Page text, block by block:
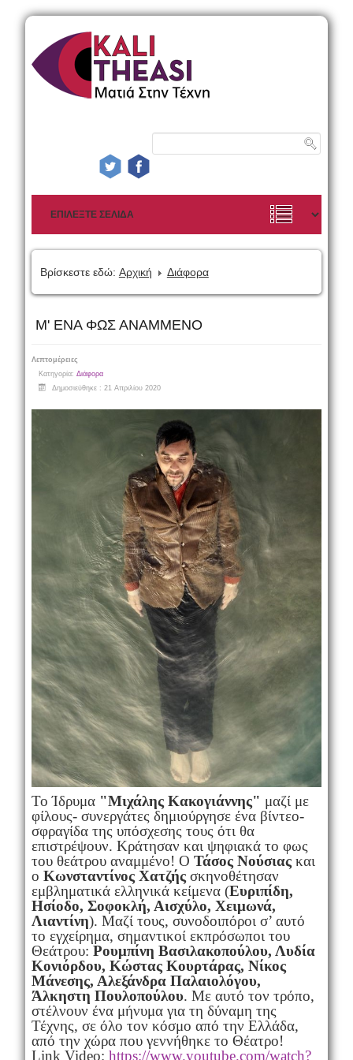
Βρίσκεστε εδώ: Αρχική Διάφορα
Μ' ΕΝΑ ΦΩΣ ΑΝΑΜΜΕΝΟ
Λεπτομέρειες
Κατηγορία: Διάφορα
Δημοσιεύθηκε : 21 Απριλίου 2020
Το Ίδρυμα "Μιχάλης Κακογιάννης" μαζί με
φίλους- συνεργάτες δημιούργησε ένα βίντεο-
σφραγίδα της υπόσχεσης τους ότι θα
επιστρέψουν. Κράτησαν και ψηφιακά το φως
του θεάτρου αναμμένο! Ο Τάσος Νούσιαςκαι
ο Κωνσταντίνος Χατζήςσκηνοθέτησαν
εμβληματικά ελληνικά κείμενα (Ευριπίδη,
Ησίοδο, Σοφοκλή, Αισχύλο, Χειμωνά,
Λιαντίνη). Μαζί τους, συνοδοιπόροι σ’ αυτό
το εγχείρημα, σημαντικοί εκπρόσωποι του
Θεάτρου: Ρουμπίνη Βασιλακοπούλου, Λυδία
Κονιόρδου, Κώστας Κουρτάρας, Νίκος
Μάνεσης, Αλεξάνδρα Παλαιολόγου,
Άλκηστη Πουλοπούλου. Με αυτό τον τρόπο,
στέλνουν ένα μήνυμα για τη δύναμη της
Τέχνης, σε όλο τον κόσμο από την Ελλάδα,
από την χώρα που γεννήθηκε το Θέατρο!
Link Video: https://www.youtube.com/watch?